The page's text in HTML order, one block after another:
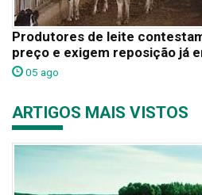
Produtores de leite
preço e exigem reposição já
05 ago
ARTIGOS MAIS VISTOS